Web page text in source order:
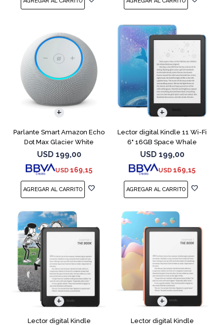
Parlante Smart Amazon Echo
Dot Max Glacier White
USD 199,00
USD 169,15
Lector digital Kindle 11 Wi-Fi
6" 16GB Space Whale
USD 199,00
USD 169,15
Lector digital Kindle
Lector digital Kindle